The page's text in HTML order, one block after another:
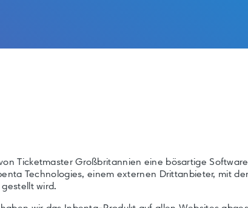
Ticketmaster Großbritannien eine bösartige
Technologies, einem externen Drittanbieter, mit
wird.